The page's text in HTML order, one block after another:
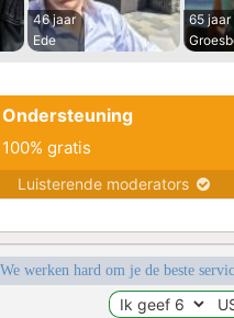
46 jaar
Ede
65 jaar
Ondersteuning
100% gratis
Luisterende moderators
We werken hard om je de beste